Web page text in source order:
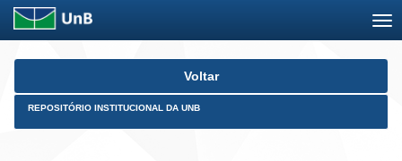
Skip
Voltar
REPOSITÓRIO INSTITUCIONAL DA UNB